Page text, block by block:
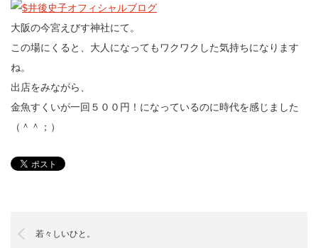
大阪の今宮えびす神社にて。
この場にくると、大人になってもワクワクした気持ちになります
ね。
出店をみながら、
金魚すくいが一回５００円！になっているのに時代を感じました
（＾＾；）
若々しいひと。